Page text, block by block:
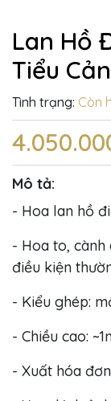
Lan Hồ
Tiểu
Tình trạng: Còn
Mô tả:
- Hoa lan hồ
- Hoa to,
điều kiện
- Kiểu ghép:
- Chiều cao:
- Xuất hóa